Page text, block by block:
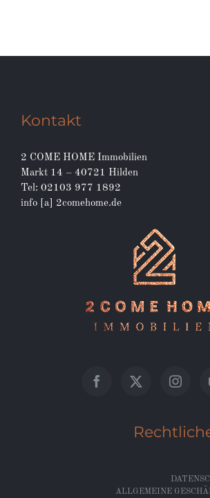
Kontakt
2 COME HOME Immobilien
Markt 14 – 40721 Hilden
Tel: 02103 977 1892
info [a] 2comehome.de
ALLGEMEINE